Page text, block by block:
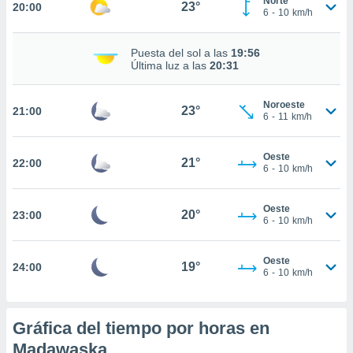
como
IP
en
a lo que
u
datos
20:00 23°
6 - 10 km/h
Puesta del sol a las 19:56
Última luz a las 20:31
21:00 23°
Noroeste
6 - 11 km/h
22:00 21°
Oeste
6 - 10 km/h
23:00 20°
Oeste
6 - 10 km/h
24:00 19°
Oeste
6 - 10 km/h
Gráfica del tiempo por horas en